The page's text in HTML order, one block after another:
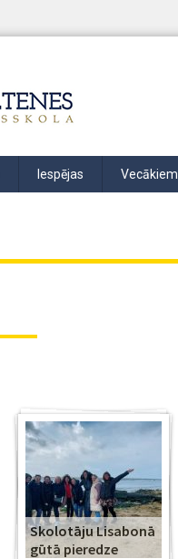
Iespējas Vecākiem
Skolotāju Lisabonā
gūtā pieredze